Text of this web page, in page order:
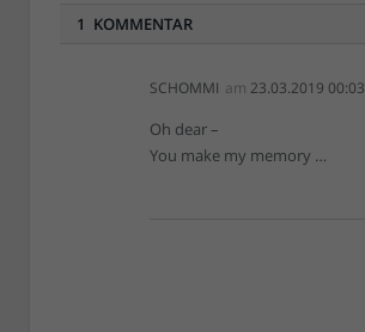
1 KOMMENTAR
SCHOMMI am 23.03.2019 00:03
Oh dear –
You make my memory …